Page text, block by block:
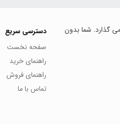
می گذارد. شما بدون
دسترسی سریع
صفحه نخست
راهنمای خرید
راهنمای فروش
تماس با ما